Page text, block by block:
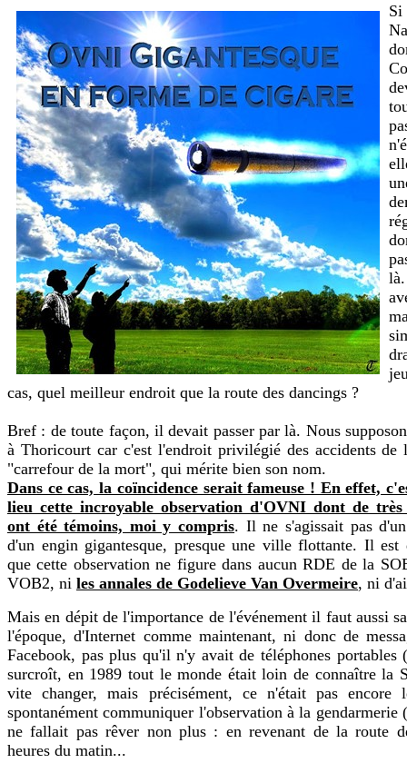
cas, quel meilleur endroit que la route des dancings ?
Bref : de toute façon, il devait passer par là. Nous
à Thoricourt car c'est l'endroit privilégié des accidents
"carrefour de la mort", qui mérite bien son nom.
Dans ce cas, la coïncidence serait fameuse ! En effet,
lieu cette incroyable observation d'OVNI dont de très
ont été témoins, moi y compris. Il ne s'agissait pas
d'un engin gigantesque, presque une ville flottante. Il est
que cette observation ne figure dans aucun RDE de la
VOB2, ni les annales de Godelieve Van Overmeire, ni
Mais en dépit de l'importance de l'événement il faut aussi
l'époque, d'Internet comme maintenant, ni donc de
Facebook, pas plus qu'il n'y avait de téléphones portables
surcroît, en 1989 tout le monde était loin de connaître la
vite changer, mais précisément, ce n'était pas
spontanément communiquer l'observation à la gendarmerie
ne fallait pas rêver non plus : en revenant de la route
heures du matin...